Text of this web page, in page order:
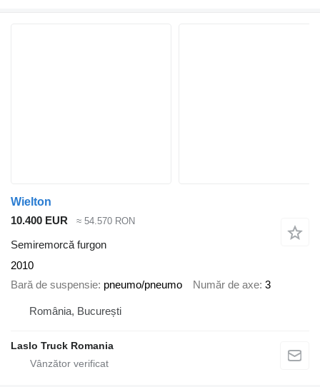
Wielton
10.400 EUR
≈ 54.570 RON
Semiremorcă furgon
2010
Bară de suspensie pneumo/pneumo Număr de axe 3
România, București
Laslo Truck Romania